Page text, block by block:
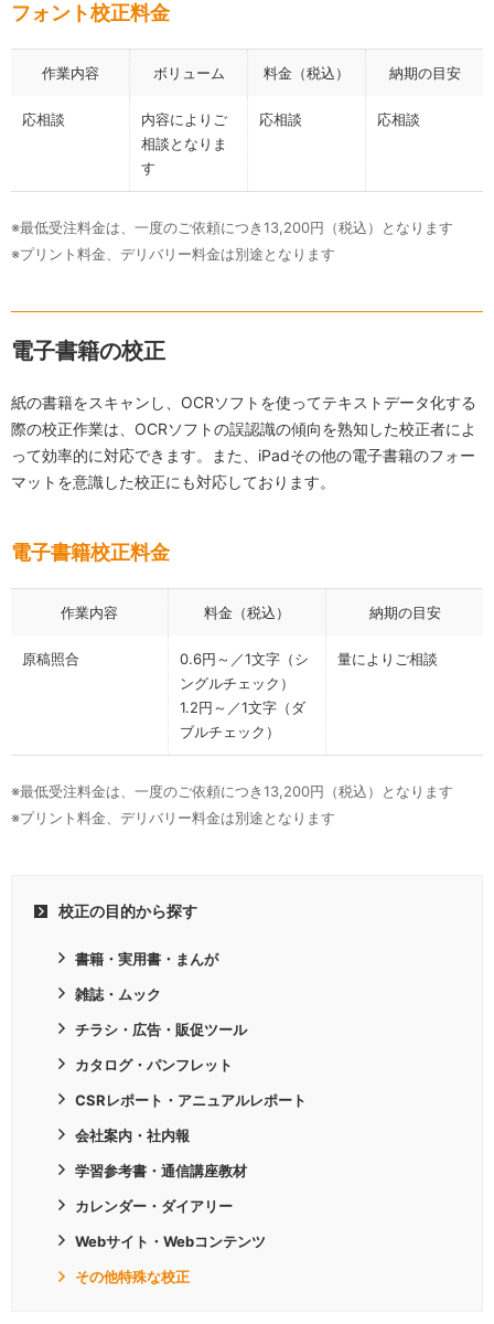
フォント校正料金
作業内容 ボリューム 料金（税込） 納期の目安
応相談
内容によりご
相談となりま
す
応相談 応相談
※最低受注料金は、一度のご依頼につき13,200円（税込）となります
※プリント料金、デリバリー料金は別途となります
電子書籍の校正
紙の書籍をスキャンし、OCRソフトを使ってテキストデータ化する
際の校正作業は、OCRソフトの誤認識の傾向を熟知した校正者によ
って効率的に対応できます。また、iPadその他の電子書籍のフォー
マットを意識した校正にも対応しております。
電子書籍校正料金
作業内容 料金（税込） 納期の目安
原稿照合
0.6円～／1文字（シ
ングルチェック）
1.2円～／1文字（ダ
ブルチェック）
量によりご相談
※最低受注料金は、一度のご依頼につき13,200円（税込）となります
※プリント料金、デリバリー料金は別途となります
校正の目的から探す
書籍・実用書・まんが
雑誌・ムック
チラシ・広告・販促ツール
カタログ・パンフレット
CSRレポート ・ アニュアルレポート
会社案内・社内報
学習参考書・通信講座教材
カレンダー・ダイアリー
Webサイト・Webコンテンツ
その他特殊な校正